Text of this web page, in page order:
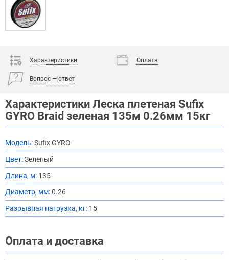
Характеристики Оплата
Вопрос — ответ
Характеристики Леска плетеная Sufix
GYRO Braid зеленая 135м 0.26мм 15кг
Модель:Sufix GYRO
Цвет:Зеленый
Длина, м: 135
Диаметр, мм:0.26
Разрывная нагрузка, кг: 15
Оплата и доставка